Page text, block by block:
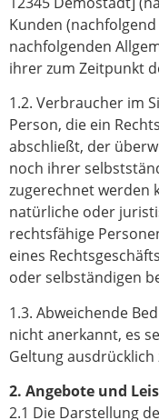
Kunden
nachfolgenden
ihrer zum Zeitpunkt
1.2. Verbraucher im
Person, die ein
abschließt, der
noch ihrer
zugerechnet werden
natürliche oder
rechtsfähige
eines
oder selbständigen
1.3. Abweichende
nicht anerkannt, es
Geltung ausdrücklich
2. Angebote und
2.1 Die Darstellung